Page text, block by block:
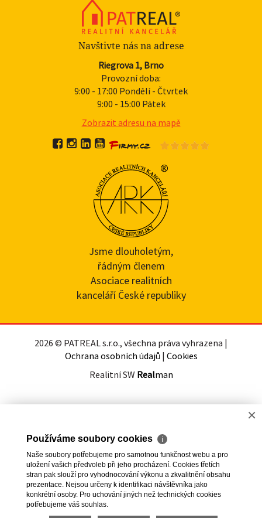
Navštivte nás na adrese
Riegrova 1, Brno
Provozní doba:
9:00 - 17:00 Pondělí - Čtvrtek
9:00 - 15:00 Pátek
Zobrazit adresu na mapě
Jsme dlouholetým,
řádným členem
Asociace realitních
kanceláří České republiky
2026 © PATREAL s.r.o., všechna práva vyhrazena |
Ochrana osobních údajů | Cookies
Realitní SW Realman
×
Používáme soubory cookies ℹ
Naše soubory potřebujeme pro samotnou funkčnost webu a pro
uložení vašich předvoleb při jeho procházení. Cookies třetích
stran pak slouží pro vyhodnocování výkonu a zkvalitnění obsahu
prezentace. Nejsou určeny k identifikaci návštěvníka jako
konkrétní osoby. Pro uchování jiných než technických cookies
potřebujeme váš souhlas.